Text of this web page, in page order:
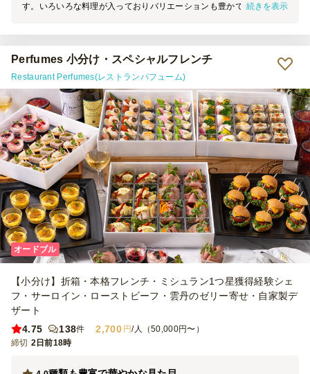
す。いろいろな料理が入っておりバリエーションも豊かでした。ボリ
続きを表示
Perfumes 小分け・スペシャルフレンチ
Restaurant Perfumes(レストランパフューム)
オードブル
【小分け】折箱・本格フレンチ・ミシュラン1つ星獲得経験シェ
フ・サーロイン・ローストビーフ・雲丹のゼリー寄せ・自家製デ
ザート
4.75
138件 2,700 円/人（50,000円〜）
締切 2日前18時